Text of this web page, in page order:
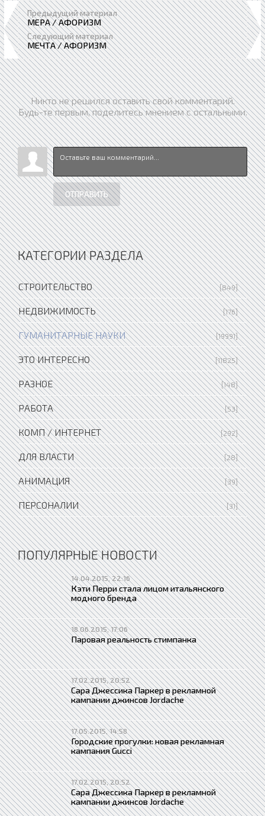
Предыдущий материал
МЕРА / АФОРИЗМ
Следующий материал
МЕЧТА / АФОРИЗМ
Никто не решился оставить свой комментарий.
Будь-те первым, поделитесь мнением с остальными.
ОТПРАВИТЬ
КАТЕГОРИИ РАЗДЕЛА
СТРОИТЕЛЬСТВО [849]
НЕДВИЖИМОСТЬ [176]
ГУМАНИТАРНЫЕ НАУКИ [19991]
ЭТО ИНТЕРЕСНО [11825]
РАЗНОЕ [148]
РАБОТА [53]
КОМП / ИНТЕРНЕТ [292]
ДЛЯ ВЛАСТИ [28]
АНИМАЦИЯ [39]
ПЕРСОНАЛИИ [31]
ПОПУЛЯРНЫЕ НОВОСТИ
14.04.2015, 22:16
Кэти Перри стала лицом итальянского
модного бренда
18.06.2015, 17:06
Паровая реальность стимпанка
17.02.2015, 20:52
Сара Джессика Паркер в рекламной
кампании джинсов Jordache
17.05.2015, 14:58
Городские прогулки: новая рекламная
кампания Gucci
17.02.2015, 20:52
Сара Джессика Паркер в рекламной
кампании джинсов Jordache